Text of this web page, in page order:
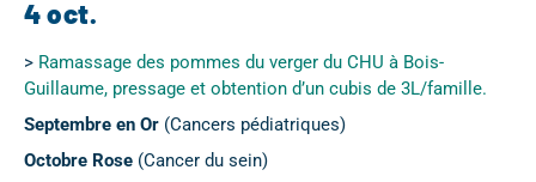
4 oct.
> Ramassage des pommes du verger du CHU à Bois-
Guillaume, pressage et obtention d’un cubis de 3L/famille.
Septembre en Or (Cancers pédiatriques)
Octobre Rose (Cancer du sein)